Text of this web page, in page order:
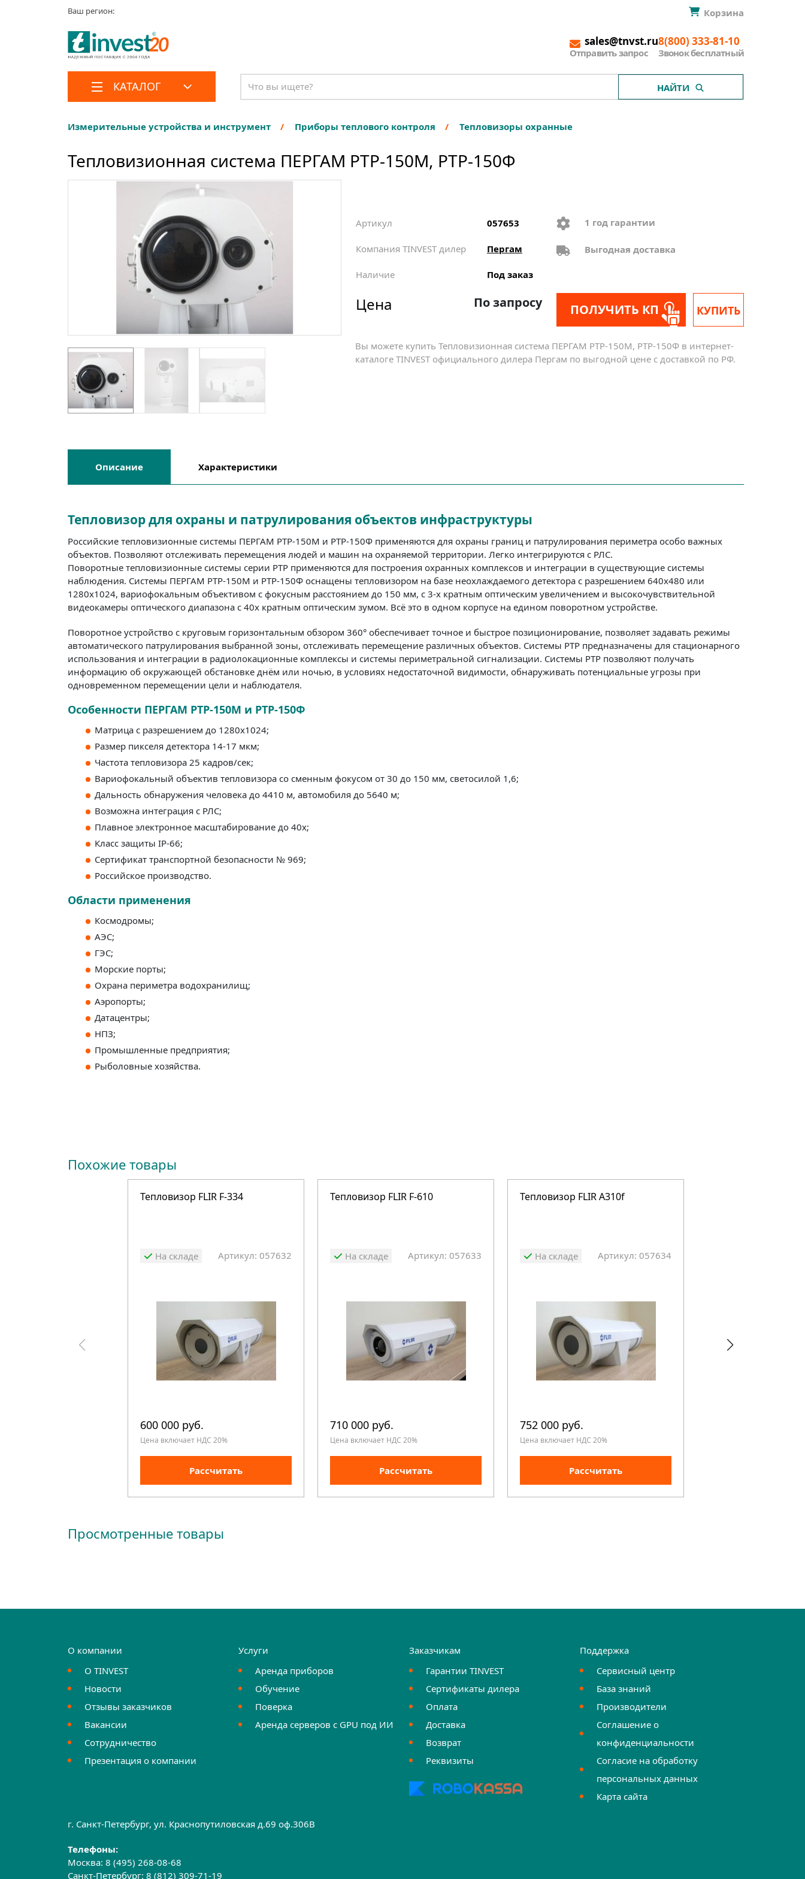
Ваш регион: Корзина
sales@tnvst.ru
Отправить запрос
8(800) 333-81-10
Звонок бесплатный
КАТАЛОГ НАЙТИ
Измерительные устройства и инструмент Приборы теплового контроля Тепловизоры охранные
Тепловизионная система ПЕРГАМ РТР-150М, РТР-150Ф
Артикул 057653
Компания TINVEST дилер Пергам
Наличие Под заказ
1 год гарантии
Выгодная доставка
Цена По запросу ПОЛУЧИТЬ КП КУПИТЬ
Вы можете купить Тепловизионная система ПЕРГАМ РТР-150М, РТР-150Ф в интернет-
каталоге TINVEST официального дилера Пергам по выгодной цене с доставкой по РФ.
Описание Характеристики
Тепловизор для охраны и патрулирования объектов инфраструктуры
Российские тепловизионные системы ПЕРГАМ РТР-150М и РТР-150Ф применяются для охраны границ и патрулирования периметра особо важных
объектов. Позволяют отслеживать перемещения людей и машин на охраняемой территории. Легко интегрируются с РЛС.
Поворотные тепловизионные системы серии РТР применяются для построения охранных комплексов и интеграции в существующие системы
наблюдения. Системы ПЕРГАМ РТР-150М и РТР-150Ф оснащены тепловизором на базе неохлаждаемого детектора с разрешением 640х480 или
1280х1024, вариофокальным объективом с фокусным расстоянием до 150 мм, с 3-х кратным оптическим увеличением и высокочувствительной
видеокамеры оптического диапазона с 40х кратным оптическим зумом. Всё это в одном корпусе на едином поворотном устройстве.
Поворотное устройство с круговым горизонтальным обзором 360° обеспечивает точное и быстрое позиционирование, позволяет задавать режимы
автоматического патрулирования выбранной зоны, отслеживать перемещение различных объектов. Системы РТР предназначены для стационарного
использования и интеграции в радиолокационные комплексы и системы периметральной сигнализации. Системы РТР позволяют получать
информацию об окружающей обстановке днём или ночью, в условиях недостаточной видимости, обнаруживать потенциальные угрозы при
одновременном перемещении цели и наблюдателя.
Особенности ПЕРГАМ РТР-150М и РТР-150Ф
Матрица с разрешением до 1280х1024;
Размер пикселя детектора 14-17 мкм;
Частота тепловизора 25 кадров/сек;
Вариофокальный объектив тепловизора со сменным фокусом от 30 до 150 мм, светосилой 1,6;
Дальность обнаружения человека до 4410 м, автомобиля до 5640 м;
Возможна интеграция с РЛС;
Плавное электронное масштабирование до 40х;
Класс защиты IP-66;
Сертификат транспортной безопасности № 969;
Российское производство.
Области применения
Космодромы;
АЭС;
ГЭС;
Морские порты;
Охрана периметра водохранилищ;
Аэропорты;
Датацентры;
НПЗ;
Промышленные предприятия;
Рыболовные хозяйства.
Похожие товары
Тепловизор FLIR F-334
На складе Артикул: 057632
600 000 руб.
Цена включает НДС 20%
Рассчитать
Тепловизор FLIR F-610
На складе Артикул: 057633
710 000 руб.
Цена включает НДС 20%
Рассчитать
Тепловизор FLIR A310f
На складе Артикул: 057634
752 000 руб.
Цена включает НДС 20%
Рассчитать
Просмотренные товары
О компании
О TINVEST
Новости
Отзывы заказчиков
Вакансии
Сотрудничество
Презентация о компании
Услуги
Аренда приборов
Обучение
Поверка
Аренда серверов с GPU под ИИ
Заказчикам
Гарантии TINVEST
Сертификаты дилера
Оплата
Доставка
Возврат
Реквизиты
Поддержка
Сервисный центр
База знаний
Производители
Соглашение о
конфиденциальности
Согласие на обработку
персональных данных
Карта сайта
г. Санкт-Петербург, ул. Краснопутиловская д.69 оф.306B
Телефоны:
Москва:8 (495) 268-08-68
Санкт-Петербург:8 (812) 309-71-19